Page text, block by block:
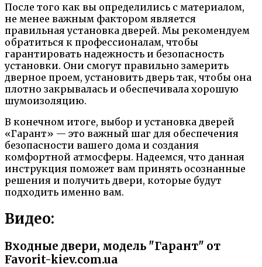
После того как вы определились с материалом,
не менее важным фактором является
правильная установка дверей. Мы рекомендуем
обратиться к профессионалам, чтобы
гарантировать надежность и безопасность
установки. Они смогут правильно замерить
дверное проем, установить дверь так, чтобы она
плотно закрывалась и обеспечивала хорошую
шумоизоляцию.
В конечном итоге, выбор и установка дверей
«Гарант» — это важный шаг для обеспечения
безопасности вашего дома и создания
комфортной атмосферы. Надеемся, что данная
инструкция поможет вам принять осознанные
решения и получить двери, которые будут
подходить именно вам.
Видео:
Входные двери, модель "Гарант" от
Favorit-kiev.com.ua